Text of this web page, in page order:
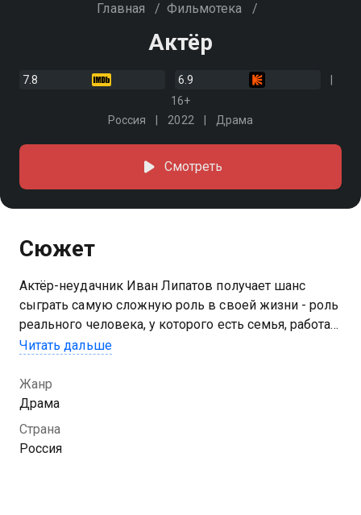
Главная / Фильмотека /
Актёр
7.8
6.9
16+
Россия
2022 Драма
Смотреть
Сюжет
Актёр-неудачник Иван Липатов получает шанс
сыграть самую сложную роль в своей жизни - роль
реального человека, у которого есть семья, работа и
очень много проблем, от решения которых зависит
Читать дальше
Жанр
Драма
Страна
Россия